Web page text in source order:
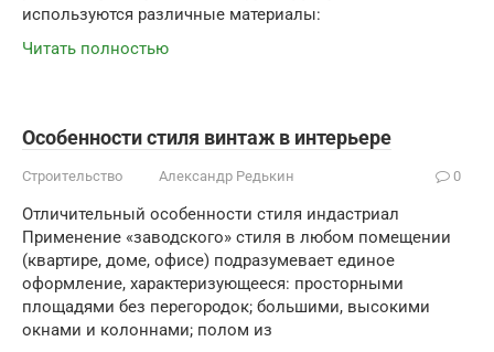
используются различные материалы:
Читать полностью
Особенности стиля винтаж в интерьере
Строительство Александр Редькин 0
Отличительный особенности стиля индастриал
Применение «заводского» стиля в любом помещении
(квартире, доме, офисе) подразумевает единое
оформление, характеризующееся: просторными
площадями без перегородок; большими, высокими
окнами и колоннами; полом из